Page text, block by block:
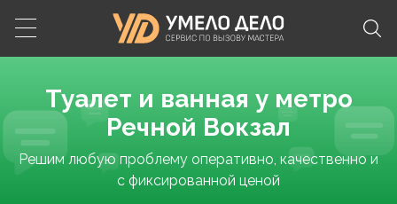
Туалет и ванная у метро
Речной Вокзал
Решим любую проблему оперативно, качественно и
с фиксированной ценой